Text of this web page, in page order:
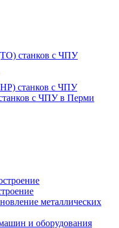
станков с ЧПУ
станков с ЧПУ
с ЧПУ в Перми
металлических
и оборудования